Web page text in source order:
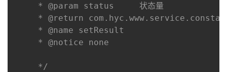
     * @param status     状态量
* @return
     * @name setResult
     * @notice none
     */